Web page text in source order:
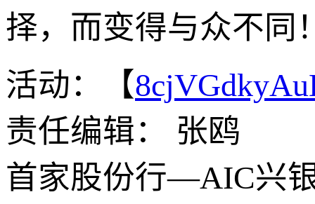
择，而变得与众不同
活动：【
责任编辑： 张鸥
首家股份行—AIC兴